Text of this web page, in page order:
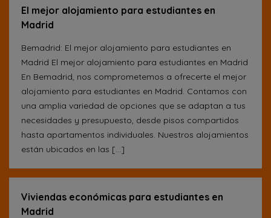
El mejor alojamiento para estudiantes en
Madrid
Bemadrid: El mejor alojamiento para estudiantes en
Madrid El mejor alojamiento para estudiantes en Madrid
En Bemadrid, nos comprometemos a ofrecerte el mejor
alojamiento para estudiantes en Madrid. Contamos con
una amplia variedad de opciones que se adaptan a tus
necesidades y presupuesto, desde pisos compartidos
hasta apartamentos individuales. Nuestros alojamientos
están ubicados en las […]
Viviendas económicas para estudiantes en
Madrid